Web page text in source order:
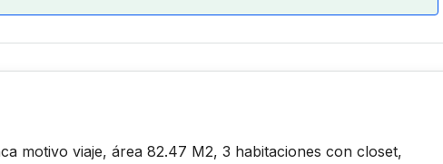
motivo viaje, área 82.47 M2, 3 habitaciones con closet,